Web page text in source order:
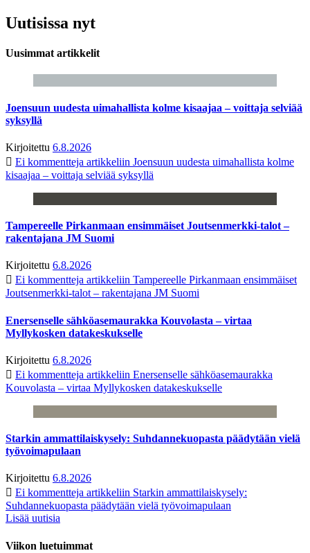
Uutisissa nyt
Uusimmat artikkelit
Joensuun uudesta uimahallista kolme kisaajaa – voittaja selviää
syksyllä
Kirjoitettu 6.8.2026
Ei kommentteja artikkeliin Joensuun uudesta uimahallista kolme
kisaajaa – voittaja selviää syksyllä
Tampereelle Pirkanmaan ensimmäiset Joutsenmerkki-talot –
rakentajana JM Suomi
Kirjoitettu 6.8.2026
Ei kommentteja artikkeliin Tampereelle Pirkanmaan ensimmäiset
Joutsenmerkki-talot – rakentajana JM Suomi
Enersenselle sähköasemaurakka Kouvolasta – virtaa
Myllykosken datakeskukselle
Kirjoitettu 6.8.2026
Ei kommentteja artikkeliin Enersenselle sähköasemaurakka
Kouvolasta – virtaa Myllykosken datakeskukselle
Starkin ammattilaiskysely: Suhdannekuopasta päädytään vielä
työvoimapulaan
Kirjoitettu 6.8.2026
Ei kommentteja artikkeliin Starkin ammattilaiskysely:
Suhdannekuopasta päädytään vielä työvoimapulaan
Lisää uutisia
Viikon luetuimmat